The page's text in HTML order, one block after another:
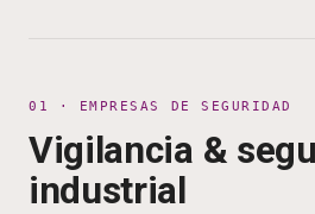
01 · EMPRESAS DE SEGURIDAD
Vigilancia &
industrial